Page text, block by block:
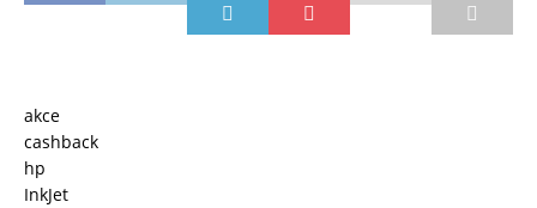
akce
cashback
hp
InkJet